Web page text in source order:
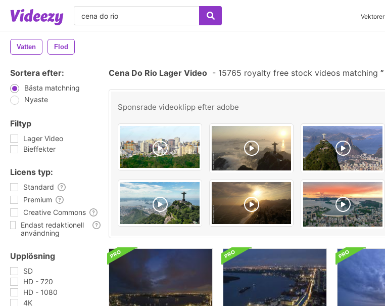
Vektorer
Vatten Flod
Sortera efter:
Bästa matchning
Nyaste
Filtyp
Lager Video
Bieffekter
Licens typ:
Standard
Premium
Creative Commons
Endast redaktionell
användning
Upplösning
SD
HD - 720
HD - 1080
4K
Cena Do Rio Lager Video - 15765 royalty free stock videos matching
Sponsrade videoklipp efter adobe